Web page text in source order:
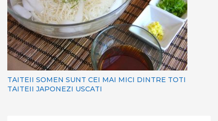
TAITEII SOMEN SUNT CEI MAI MICI DINTRE TOTI
TAITEII JAPONEZI USCATI